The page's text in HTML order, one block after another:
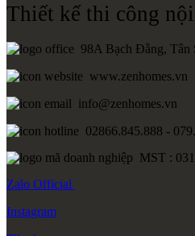
Thiết kế thi công
98A Bạch Đằng, Tân
www.zenhomes.vn
info@zenhomes.vn
02866.845.888 -
MST :
Zalo Official
Instagram